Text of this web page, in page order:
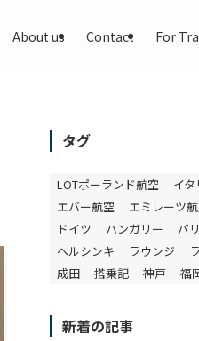
About us Contact For
タグ
LOTポーランド航空 イタ
エバー航空
エミレーツ
ドイツ
ハンガリー パリ
ヘルシンキ
ラウンジ
成田
搭乗記 神戸 福
新着の記事